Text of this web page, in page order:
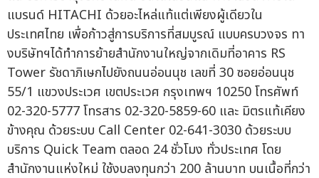
แบรนด์ HITACHI ด้วยอะไหล่แท้แต่เพียงผู้เดียวใน
ประเทศไทย เพื่อก้าวสู่การบริการที่สมบูรณ์ แบบครบวงจร ทา
งบริษัทฯได้ทำการย้ายสำนักงานใหญ่จากเดิมที่อาคาร RS
Tower รัชดาภิเษกไปยังถนนอ่อนนุช เลขที่ 30 ซอยอ่อนนุช
55/1 แขวงประเวศ เขตประเวศ กรุงเทพฯ 10250 โทรศัพท์
02-320-5777 โทรสาร 02-320-5859-60 และ มิตรแท้เคียง
ข้างคุณ ด้วยระบบ Call Center 02-641-3030 ด้วยระบบ
บริการ Quick Team ตลอด 24 ชั่วโมง ทั่วประเทศ โดย
สำนักงานแห่งใหม่ ใช้งบลงทุนกว่า 200 ล้านบาท บนเนื้อที่กว่า